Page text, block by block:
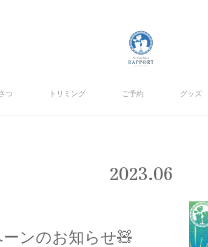
つ トリミング ご予約 グッズ
2023.06
ンのお知らせ🧸